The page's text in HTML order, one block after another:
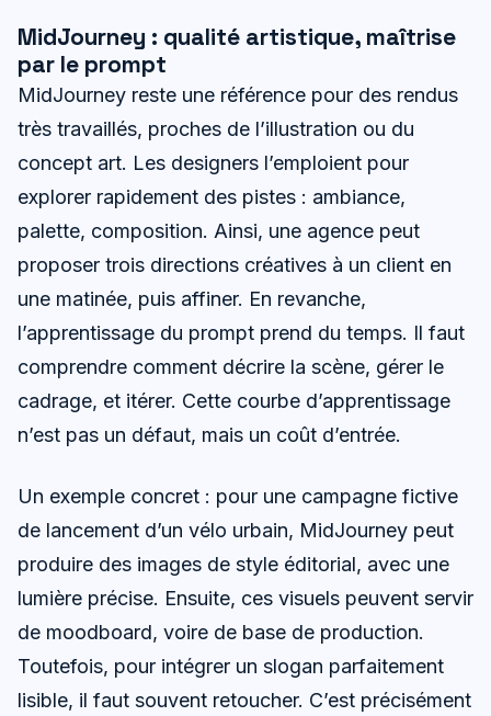
MidJourney : qualité artistique, maîtrise
par le prompt
MidJourney reste une référence pour des rendus
très travaillés, proches de l’illustration ou du
concept art. Les designers l’emploient pour
explorer rapidement des pistes : ambiance,
palette, composition. Ainsi, une agence peut
proposer trois directions créatives à un client en
une matinée, puis affiner. En revanche,
l’apprentissage du prompt prend du temps. Il faut
comprendre comment décrire la scène, gérer le
cadrage, et itérer. Cette courbe d’apprentissage
n’est pas un défaut, mais un coût d’entrée.
Un exemple concret : pour une campagne fictive
de lancement d’un vélo urbain, MidJourney peut
produire des images de style éditorial, avec une
lumière précise. Ensuite, ces visuels peuvent servir
de moodboard, voire de base de production.
Toutefois, pour intégrer un slogan parfaitement
lisible, il faut souvent retoucher. C’est précisément